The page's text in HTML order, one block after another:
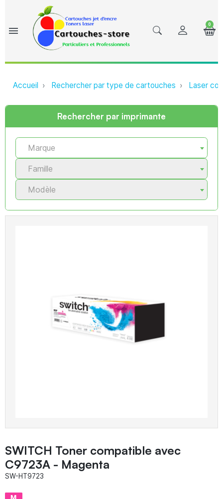
menu
0
Accueil Rechercher par type de cartouches Laser
Rechercher par imprimante
Marque
Famille
Modèle
SWITCH Toner compatible avec
C9723A - Magenta
SW-HT9723